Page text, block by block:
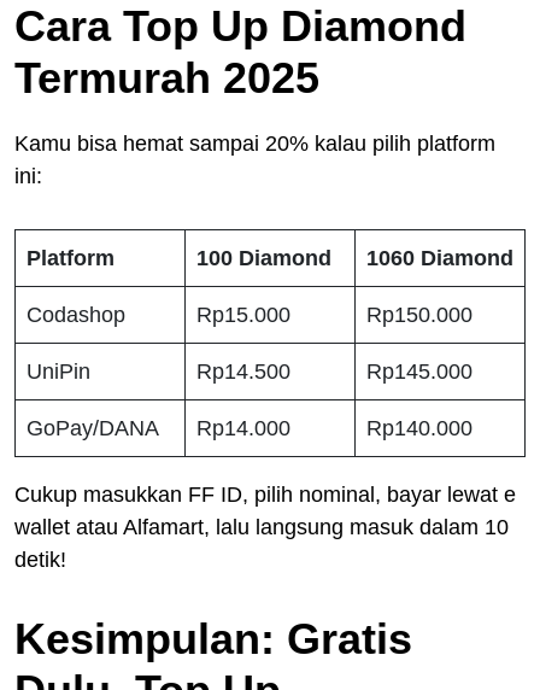
Cara Top Up Diamond
Termurah 2025
Kamu bisa hemat sampai 20% kalau pilih platform
ini:
Platform 100 Diamond 1060 Diamond
Codashop Rp15.000 Rp150.000
UniPin Rp14.500 Rp145.000
GoPay/DANA Rp14.000 Rp140.000
Cukup masukkan FF ID, pilih nominal, bayar lewat e
wallet atau Alfamart, lalu langsung masuk dalam 10
detik!
Kesimpulan: Gratis